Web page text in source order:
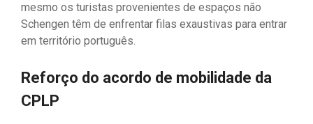
mesmo os turistas provenientes de espaços não
Schengen têm de enfrentar filas exaustivas para entrar
em território português.
Reforço do acordo de mobilidade da
CPLP